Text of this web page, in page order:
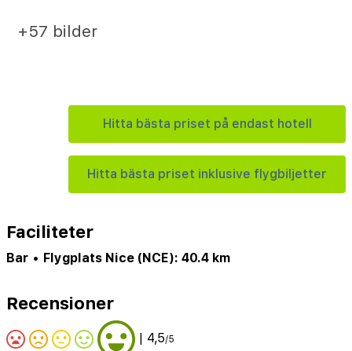
Hitta bästa priset på endast hotell
Hitta bästa priset inklusive flygbiljetter
+57 bilder
Faciliteter
Bar • Flygplats Nice (NCE): 40.4 km
Recensioner
| 4,5/5